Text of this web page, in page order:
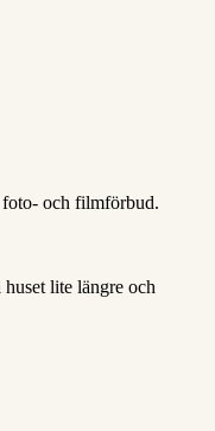
foto- och filmförbud.
lite längre och